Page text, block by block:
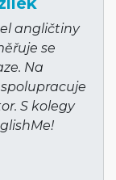
angličtiny
se
Na
S kolegy